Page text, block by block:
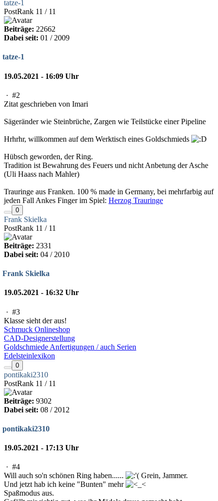
tatze-1
PostRank 11 / 11
Beiträge: 22662
Dabei seit: 01 / 2009
tatze-1
19.05.2021 - 16:09 Uhr
· #2
Zitat geschrieben von Imari
Sägeränder wie Steinbrüche, Zargen wie Teilstücke einer Pipeline
Hrhrhr, willkommen auf dem Werktisch eines Goldschmieds
Hübsch geworden, der Ring.
Tradition ist Bewahrung des Feuers und nicht Anbetung der Asche
(Uli Haass nach Mahler)
Trauringe aus Franken. 100 % made in Germany, bei mehrfarbig auf
jeden Fall Ankes Finger im Spiel: Herzog Trauringe
0
Frank Skielka
PostRank 11 / 11
Beiträge: 2331
Dabei seit: 04 / 2010
Frank Skielka
19.05.2021 - 16:32 Uhr
· #3
Klasse sieht der aus!
Schmuck Onlineshop
CAD-Designerstellung
Goldschmiede Anfertigungen / auch Serien
Edelsteinlexikon
0
pontikaki2310
PostRank 11 / 11
Beiträge: 9302
Dabei seit: 08 / 2012
pontikaki2310
19.05.2021 - 17:13 Uhr
· #4
Will auch so'n schönen Ring haben......
Grein, Jammer.
Und jetzt hab ich keine "Bunten" mehr
Spaßmodus aus.